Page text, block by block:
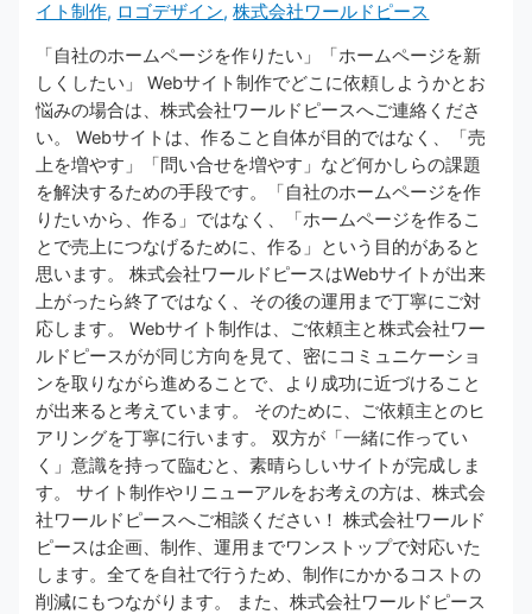
イト制作, ロゴデザイン,株式会社ワールドピース
「自社のホームページを作りたい」「ホームページを新
しくしたい」 Webサイト制作でどこに依頼しようかとお
悩みの場合は、株式会社ワールドピースへご連絡くださ
い。 Webサイトは、作ること自体が目的ではなく、「売
上を増やす」「問い合せを増やす」など何かしらの課題
を解決するための手段です。「自社のホームページを作
りたいから、作る」ではなく、「ホームページを作るこ
とで売上につなげるために、作る」という目的があると
思います。 株式会社ワールドピースはWebサイトが出来
上がったら終了ではなく、その後の運用まで丁寧にご対
応します。 Webサイト制作は、ご依頼主と株式会社ワー
ルドピースがが同じ方向を見て、密にコミュニケーショ
ンを取りながら進めることで、より成功に近づけること
が出来ると考えています。 そのために、ご依頼主とのヒ
アリングを丁寧に行います。 双方が「一緒に作ってい
く」意識を持って臨むと、素晴らしいサイトが完成しま
す。 サイト制作やリニューアルをお考えの方は、株式会
社ワールドピースへご相談ください！ 株式会社ワールド
ピースは企画、制作、運用までワンストップで対応いた
します。全てを自社で行うため、制作にかかるコストの
削減にもつながります。 また、株式会社ワールドピース